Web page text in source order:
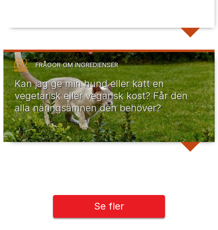
FRÅGOR OM INGREDIENSER
Kan jag ge min hund eller katt en
vegetarisk eller vegansk kost? Får den
alla näringsämnen den behöver?
Se fler